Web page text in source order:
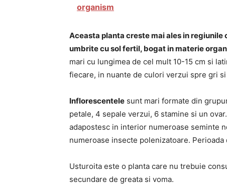
organism
Aceasta planta creste mai ales in
umbrite cu sol fertil, bogat in materie
mari cu lungimea de cel mult 10-15 cm si
fiecare, in nuante de culori verzui spre gri
Inflorescentele sunt mari formate din
petale, 4 sepale verzui, 6 stamine si un ovar.
adapostesc in interior numeroase seminte
numeroase insecte polenizatoare.
Usturoita este o planta care nu trebuie
secundare de greata si voma.